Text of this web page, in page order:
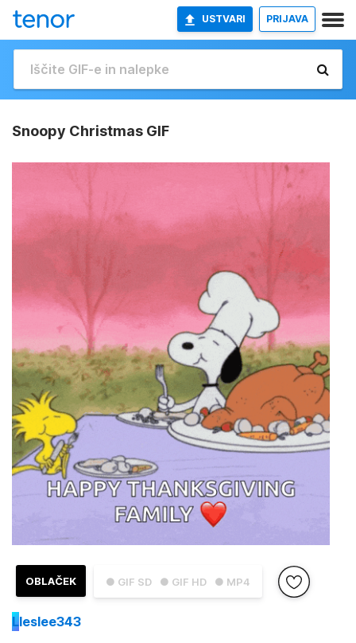
USTVARI PRIJAVA
Snoopy Christmas GIF
● GIF SD ● GIF HD ● MP4
OBLAČEK
Lleslee343